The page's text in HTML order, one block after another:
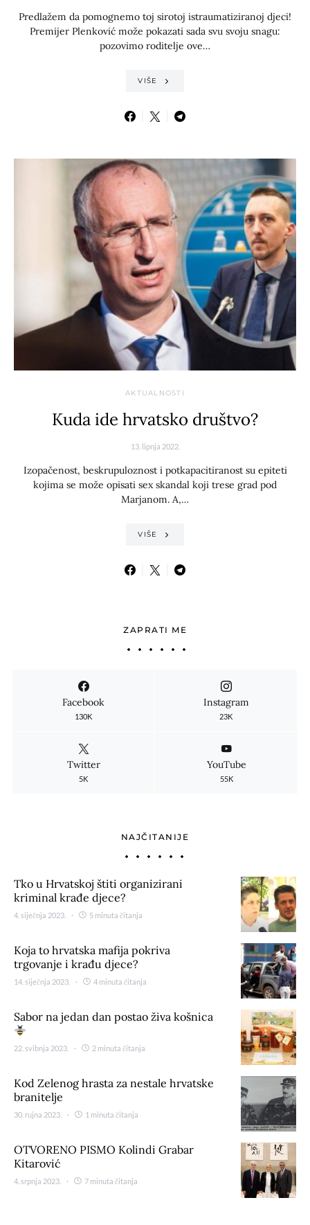
Predlažem da pomognemo toj sirotoj istraumatiziranoj djeci!
Premijer Plenković može pokazati sada svu svoju snagu:
pozovimo roditelje ove…
VIŠE
AKTUALNOSTI
Kuda ide hrvatsko društvo?
13. lipnja 2022.
Izopačenost, beskrupuloznost i potkapacitiranost su epiteti
kojima se može opisati sex skandal koji trese grad pod
Marjanom. A,…
VIŠE
ZAPRATI ME
Facebook
130K
Instagram
23K
Twitter
5K
YouTube
55K
NAJČITANIJE
Tko u Hrvatskoj štiti organizirani
kriminal krađe djece?
4. siječnja 2023. 5 minuta čitanja
Koja to hrvatska mafija pokriva
trgovanje i krađu djece?
14. siječnja 2023. 4 minuta čitanja
Sabor na jedan dan postao živa košnica
22. svibnja 2023. 2 minuta čitanja
Kod Zelenog hrasta za nestale hrvatske
branitelje
30. rujna 2023. 1 minuta čitanja
OTVORENO PISMO Kolindi Grabar
Kitarović
4. srpnja 2023. 7 minuta čitanja